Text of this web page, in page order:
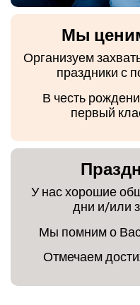
Мы
Организуем
праздники с
В честь
первый
У нас хорошие
дни и/или
Мы помним о
Отмечаем